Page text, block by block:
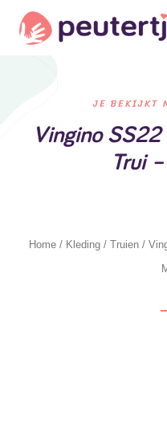
JE BEKIJKT
Vingino SS22
Trui
Home / Kleding / Truien /